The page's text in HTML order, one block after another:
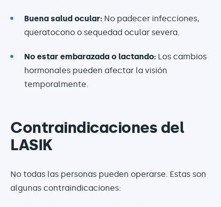
Buena salud ocular: No padecer infecciones,
queratocono o sequedad ocular severa.
No estar embarazada o lactando: Los cambios
hormonales pueden afectar la visión
temporalmente.
Contraindicaciones del
LASIK
No todas las personas pueden operarse. Estas son
algunas contraindicaciones: